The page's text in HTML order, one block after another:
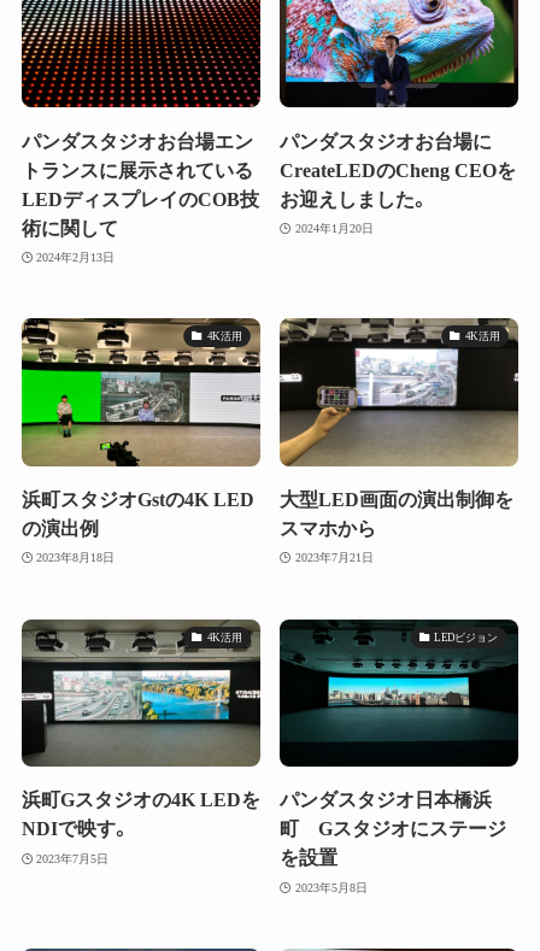
パンダスタジオお台場エン
トランスに展示されている
LEDディスプレイのCOB技
術に関して
2024年2月13日
パンダスタジオお台場に
CreateLEDのCheng CEOを
お迎えしました。
2024年1月20日
4K活用
浜町スタジオGstの4K LED
の演出例
2023年8月18日
4K活用
大型LED画面の演出制御を
スマホから
2023年7月21日
4K活用
浜町Gスタジオの4K LEDを
NDIで映す。
2023年7月5日
LEDビジョン
パンダスタジオ日本橋浜
町 Gスタジオにステージ
を設置
2023年5月8日